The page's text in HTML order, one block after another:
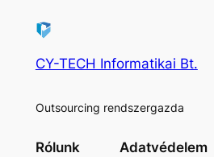
CY-TECH Informatikai Bt.
Outsourcing rendszergazda
Rólunk Adatvédelem